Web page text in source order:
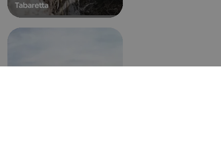
Tabaretta